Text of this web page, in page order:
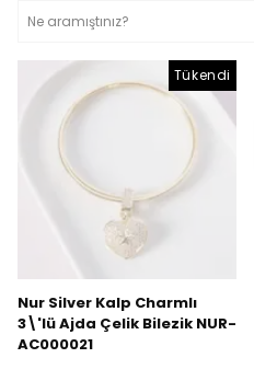
Tükendi
Nur Silver Kalp Charmlı
3\'lü Ajda Çelik Bilezik NUR-
AC000021